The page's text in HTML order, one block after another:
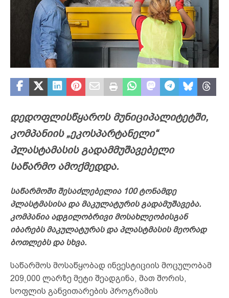
დედოფლისწყაროს მუნიციპალიტეტში,
კომპანიის „ეკოსპარტანელი“
პლასტამასის გადამმუშავებელი
საწარმო ამოქმედდა.
საწარმოში შესაძლებელია 100 ტონამდე
პლასტმასისა და მაკულატურის გადამუშავება.
კომპანია ადგილობრივი მოსახლეობისგან
იბარებს მაკულატურას და პლასტმასის მეორად
ბოთლებს და სხვა.
საწარმოს მოსაწყობად ინვესტიციის მოცულობამ
209,000 ლარზე მეტი შეადგინა, მათ შორის,
სოფლის განვითარების პროგრამის